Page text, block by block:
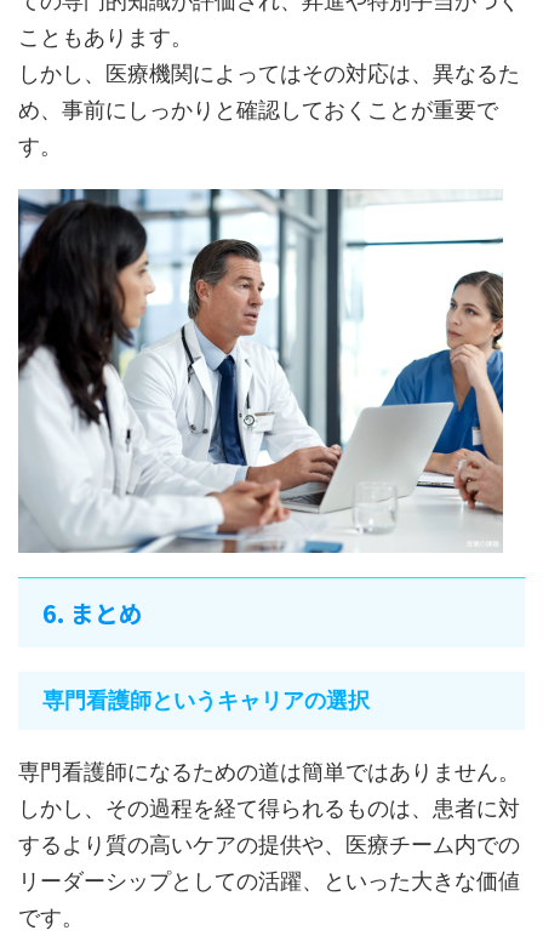
こともあります。
しかし、医療機関によってはその対応は、異なるた
め、事前にしっかりと確認しておくことが重要で
す。
6. まとめ
専門看護師というキャリアの選択
専門看護師になるための道は簡単ではありません。
しかし、その過程を経て得られるものは、患者に対
するより質の高いケアの提供や、医療チーム内での
リーダーシップとしての活躍、といった大きな価値
です。